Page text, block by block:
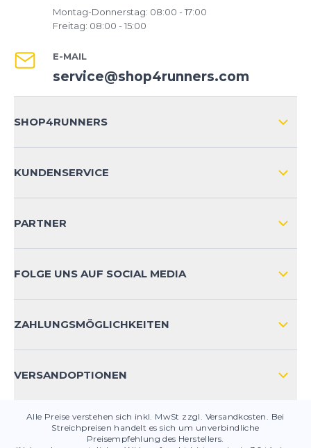
Montag-Donnerstag: 08:00 - 17:00
Freitag: 08:00 - 15:00
E-MAIL
service@shop4runners.com
SHOP4RUNNERS
KUNDENSERVICE
KONTAKT
PRODUKTSICHERHEIT
PARTNER
FOLGE UNS AUF SOCIAL MEDIA
ZAHLUNGSMÖGLICHKEITEN
VERSANDOPTIONEN
Alle Preise verstehen sich inkl. MwSt zzgl. Versandkosten. Bei
Streichpreisen handelt es sich um unverbindliche
Preisempfehlung des Herstellers.